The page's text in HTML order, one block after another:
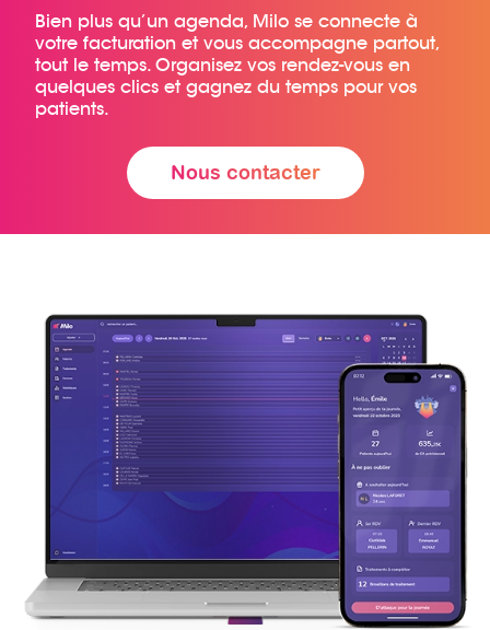
Bien plus qu’un agenda, Milo se connecte à
votre facturation et vous accompagne partout,
tout le temps. Organisez vos rendez-vous en
quelques clics et gagnez du temps pour vos
patients.
Nous contacter
Accessible sur mobile